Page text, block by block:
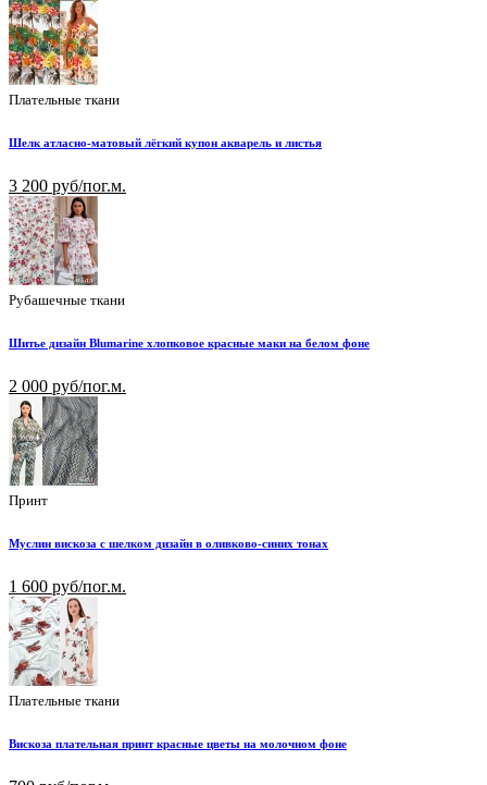
Плательные ткани
Шелк атласно-матовый лёгкий купон акварель и листья
3 200 руб/пог.м.
Рубашечные ткани
Шитье дизайн Blumarine хлопковое красные маки на белом фоне
2 000 руб/пог.м.
Принт
Муслин вискоза с шелком дизайн в оливково-синих тонах
1 600 руб/пог.м.
Плательные ткани
Вискоза плательная принт красные цветы на молочном фоне